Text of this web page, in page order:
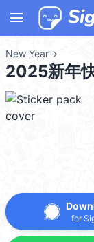
menu
New Year→
2025新年
for